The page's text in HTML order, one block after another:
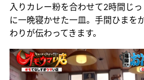
入りカレー粉を合わせて2時間じ
に一晩寝かせた一皿。手間ひまを
わりが伝わってきます。